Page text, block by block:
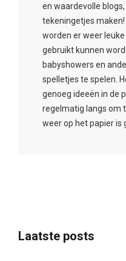
en waardevolle
tekeningetjes
worden er weer
gebruikt kunnen
babyshowers en
spelletjes te spelen.
genoeg ideeën in de
regelmatig langs om
weer op het papier is
Laatste posts